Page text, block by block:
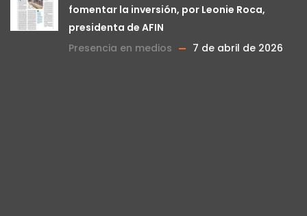
fomentar la inversión, por Leonie Roca,
presidenta de AFIN
Presencia en medios
7 de abril de 2026